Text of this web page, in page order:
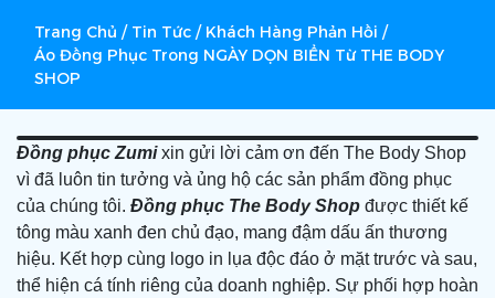
Trang Chủ / Tin Tức / Khách Hàng Phản Hồi /
Áo Đồng Phục Trong NGÀY DỌN BIỂN Từ THE BODY
SHOP
Đồng phục Zumixin gửi lời cảm ơn đến The Body Shop
vì đã luôn tin tưởng và ủng hộ các sản phẩm đồng phục
của chúng tôi. Đồng phục The Body Shop được thiết kế
tông màu xanh đen chủ đạo, mang đậm dấu ấn thương
hiệu. Kết hợp cùng logo in lụa độc đáo ở mặt trước và sau,
thể hiện cá tính riêng của doanh nghiệp. Sự phối hợp hoàn